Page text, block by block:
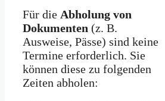
Für die Abholung von
Dokumenten (z. B.
Ausweise, Pässe) sind keine
Termine erforderlich. Sie
können diese zu folgenden
Zeiten abholen: